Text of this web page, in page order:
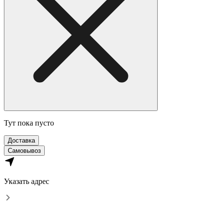
Тут пока пусто
Доставка
Самовывоз
Указать адрес